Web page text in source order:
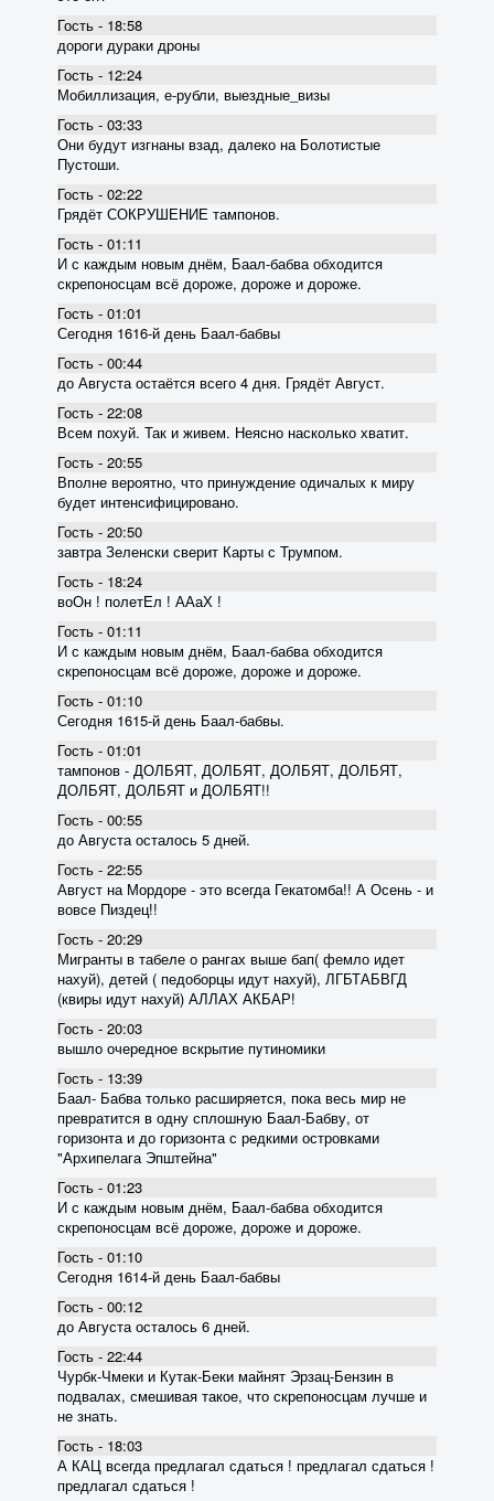
Гость - 18:58
дороги дураки дроны
Гость - 12:24
Мобиллизация, е-рубли, выездные_визы
Гость - 03:33
Они будут изгнаны взад, далеко на Болотистые
Пустоши.
Гость - 02:22
Грядёт СОКРУШЕНИЕ тампонов.
Гость - 01:11
И с каждым новым днём, Баал-бабва обходится
скрепоносцам всё дороже, дороже и дороже.
Гость - 01:01
Сегодня 1616-й день Баал-бабвы
Гость - 00:44
до Августа остаётся всего 4 дня. Грядёт Август.
Гость - 22:08
Всем похуй. Так и живем. Неясно насколько хватит.
Гость - 20:55
Вполне вероятно, что принуждение одичалых к миру
будет интенсифицировано.
Гость - 20:50
завтра Зеленски сверит Карты с Трумпом.
Гость - 18:24
воОн ! полетЕл ! ААаХ !
Гость - 01:11
И с каждым новым днём, Баал-бабва обходится
скрепоносцам всё дороже, дороже и дороже.
Гость - 01:10
Сегодня 1615-й день Баал-бабвы.
Гость - 01:01
тампонов - ДОЛБЯТ, ДОЛБЯТ, ДОЛБЯТ, ДОЛБЯТ,
ДОЛБЯТ, ДОЛБЯТ и ДОЛБЯТ!!
Гость - 00:55
до Августа осталось 5 дней.
Гость - 22:55
Август на Мордоре - это всегда Гекатомба!! А Осень - и
вовсе Пиздец!!
Гость - 20:29
Мигранты в табеле о рангах выше бап( фемло идет
нахуй), детей ( педоборцы идут нахуй), ЛГБТАБВГД
(квиры идут нахуй) АЛЛАХ АКБАР!
Гость - 20:03
вышло очередное вскрытие пyтиномики
Гость - 13:39
Баал- Бабва только расширяется, пока весь мир не
превратится в одну сплошную Баал-Бабву, от
горизонта и до горизонта с редкими островками
"Архипелага Эпштейна"
Гость - 01:23
И с каждым новым днём, Баал-бабва обходится
скрепоносцам всё дороже, дороже и дороже.
Гость - 01:10
Сегодня 1614-й день Баал-бабвы
Гость - 00:12
до Августа осталось 6 дней.
Гость - 22:44
Чурбк-Чмеки и Кутак-Беки майнят Эрзац-Бензин в
подвалах, смешивая такое, что скрепоносцам лучше и
не знать.
Гость - 18:03
А КАЦ всегда предлагал сдаться ! предлагал сдаться !
предлагал сдаться !